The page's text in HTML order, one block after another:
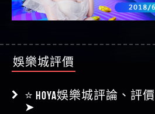
娛樂城評價
⭐ HOYA娛樂城評論、評
➤